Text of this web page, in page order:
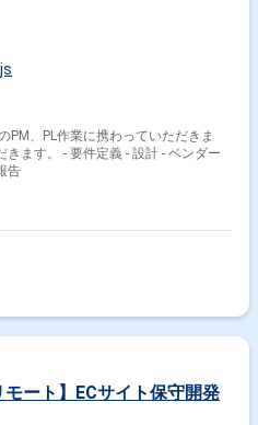
PM、PL作業に携わっていただきま
計 - ベンダー
- 各種報告
ート】ECサイト保守開発